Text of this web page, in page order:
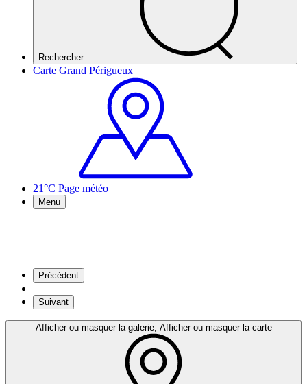
Rechercher
Carte Grand Périgueux
21°C Page météo
Menu
Précédent
Suivant
Afficher ou masquer la galerie, Afficher ou masquer la carte